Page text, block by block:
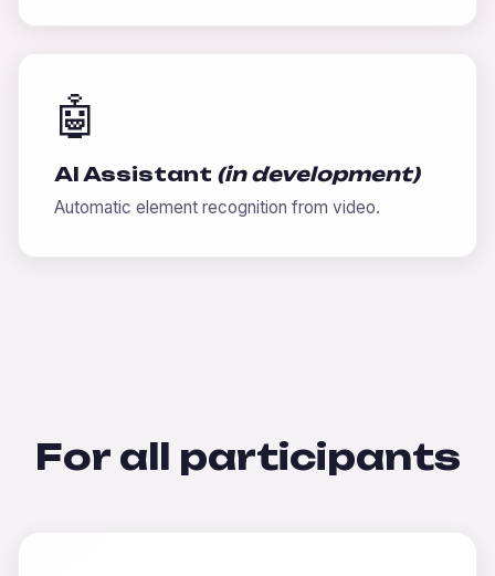
🤖
AI Assistant (in development)
Automatic element recognition from video.
For all participants